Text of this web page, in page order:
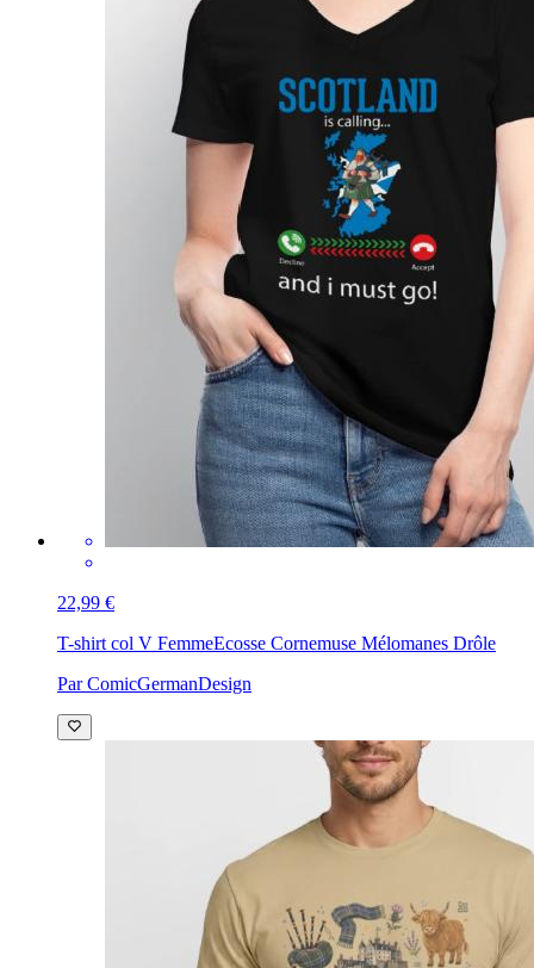
22,99 €
T-shirt col V FemmeEcosse Cornemuse Mélomanes Drôle
Par ComicGermanDesign